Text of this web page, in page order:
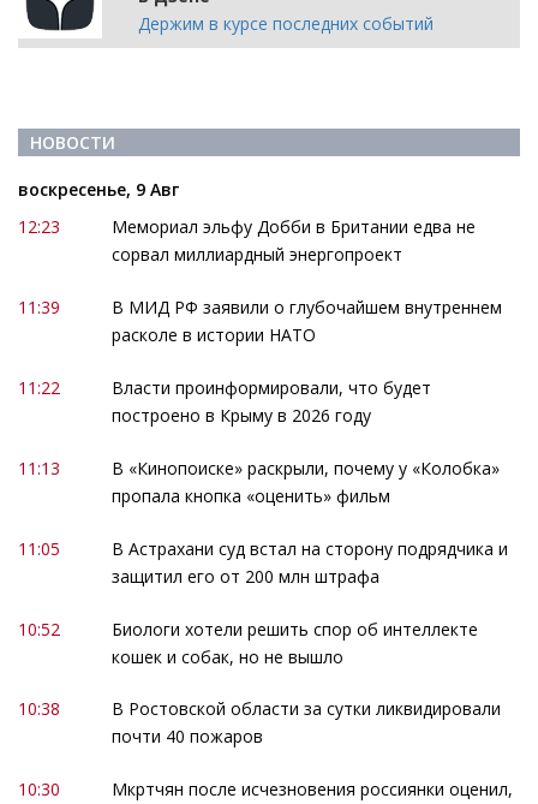
Держим в курсе последних событий
НОВОСТИ
воскресенье, 9 Авг
12:23
Мемориал эльфу Добби в Британии едва не
сорвал миллиардный энергопроект
11:39
В МИД РФ заявили о глубочайшем внутреннем
расколе в истории НАТО
11:22
Власти проинформировали, что будет
построено в Крыму в 2026 году
11:13
В «Кинопоиске» раскрыли, почему у «Колобка»
пропала кнопка «оценить» фильм
11:05
В Астрахани суд встал на сторону подрядчика и
защитил его от 200 млн штрафа
10:52
Биологи хотели решить спор об интеллекте
кошек и собак, но не вышло
10:38
В Ростовской области за сутки ликвидировали
почти 40 пожаров
10:30
Мкртчян после исчезновения россиянки оценил,